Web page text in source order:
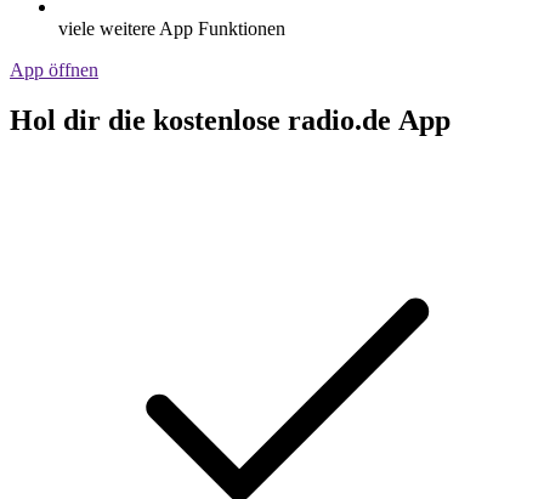
viele weitere App Funktionen
App öffnen
Hol dir die kostenlose radio.de App